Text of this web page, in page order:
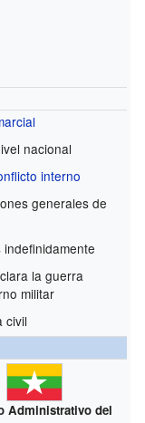
nacional
interno
generales de
la guerra
militar
civil
Administrativo del